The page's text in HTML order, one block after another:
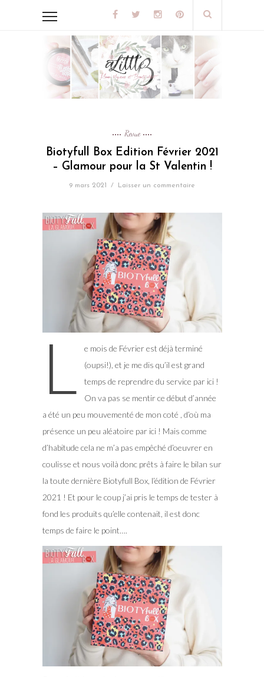
Revue
Biotyfull Box Edition Février 2021
– Glamour pour la St Valentin !
9 mars 2021 / Laisser un commentaire
L
e mois de Février est déjà terminé
(oupsi!), et je me dis qu’il est grand
temps de reprendre du service par ici !
On va pas se mentir ce début d’année
a été un peu mouvementé de mon coté , d’où ma
présence un peu aléatoire par ici ! Mais comme
d’habitude cela ne m’a pas empêché d’oeuvrer en
coulisse et nous voilà donc prêts à faire le bilan sur
la toute dernière Biotyfull Box, l’édition de Février
2021 ! Et pour le coup j’ai pris le temps de tester à
fond les produits qu’elle contenait, il est donc
temps de faire le point….